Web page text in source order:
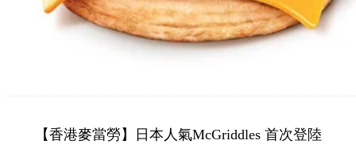
【香港麥當勞】日本人氣McGriddles 首次登陸